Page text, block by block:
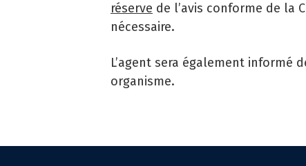
réserve de l’avis conforme de la
nécessaire.
L’agent sera également informé
organisme.